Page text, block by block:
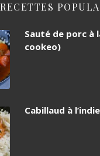
RECETTES
Sauté de porc à
cookeo)
Cabillaud à